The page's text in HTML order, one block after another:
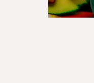
Mancera
Marc-Antoine